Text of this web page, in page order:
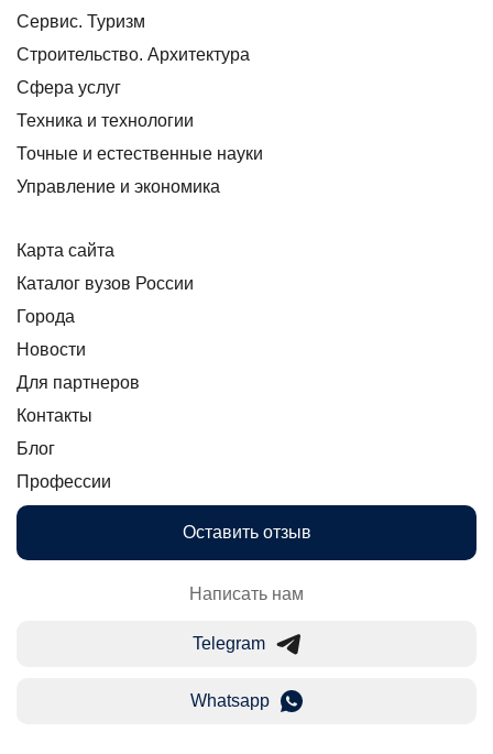
Сервис. Туризм
Строительство. Архитектура
Сфера услуг
Техника и технологии
Точные и естественные науки
Управление и экономика
Карта сайта
Каталог вузов России
Города
Новости
Для партнеров
Контакты
Блог
Профессии
Оставить отзыв
Написать нам
Telegram
Whatsapp